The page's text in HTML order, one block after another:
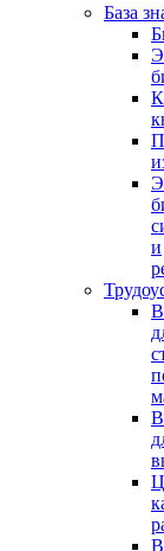
База
и